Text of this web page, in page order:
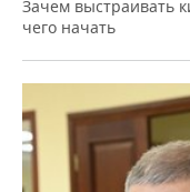
Зачем выстраивать
чего начать